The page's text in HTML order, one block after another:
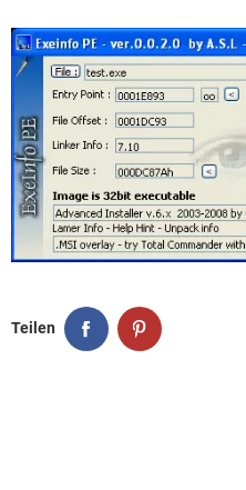
Teilen